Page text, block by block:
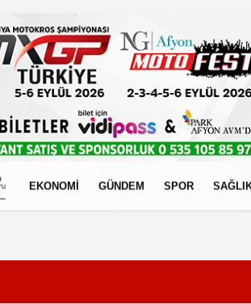
EKONOMİ GÜNDEM SPOR